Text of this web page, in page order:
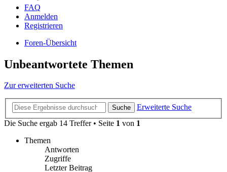
FAQ
Anmelden
Registrieren
Foren-Übersicht
Unbeantwortete Themen
Zur erweiterten Suche
Suche
Erweiterte Suche
Die Suche ergab 14 Treffer • Seite 1 von 1
Themen
Antworten
Zugriffe
Letzter Beitrag